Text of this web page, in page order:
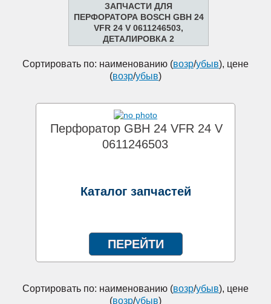
ЗАПЧАСТИ ДЛЯ
ПЕРФОРАТОРА BOSCH GBH 24
VFR 24 V 0611246503,
ДЕТАЛИРОВКА 2
Сортировать по: наименованию (возр/убыв), цене
(возр/убыв)
Перфоратор GBH 24 VFR 24 V
0611246503
Каталог запчастей
ПЕРЕЙТИ
Сортировать по: наименованию (возр/убыв), цене
(возр/убыв)